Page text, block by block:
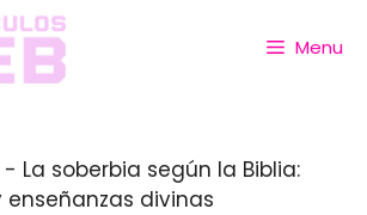
Menu
- La soberbia según la Biblia:
divinas